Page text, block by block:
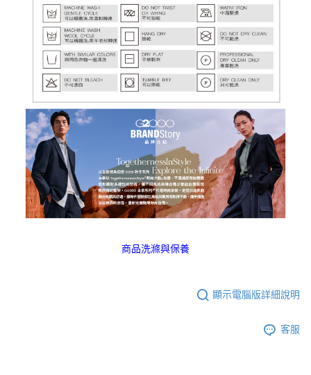
商品洗滌與保養
顯示電腦版詳細說明
客服